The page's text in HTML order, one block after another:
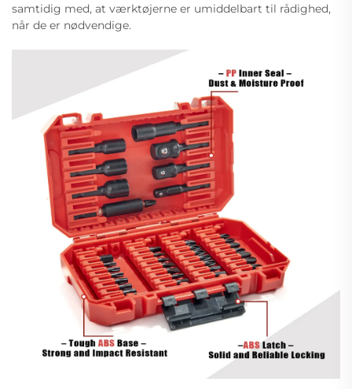
samtidig med, at værktøjerne er umiddelbart til rådighed,
når de er nødvendige.